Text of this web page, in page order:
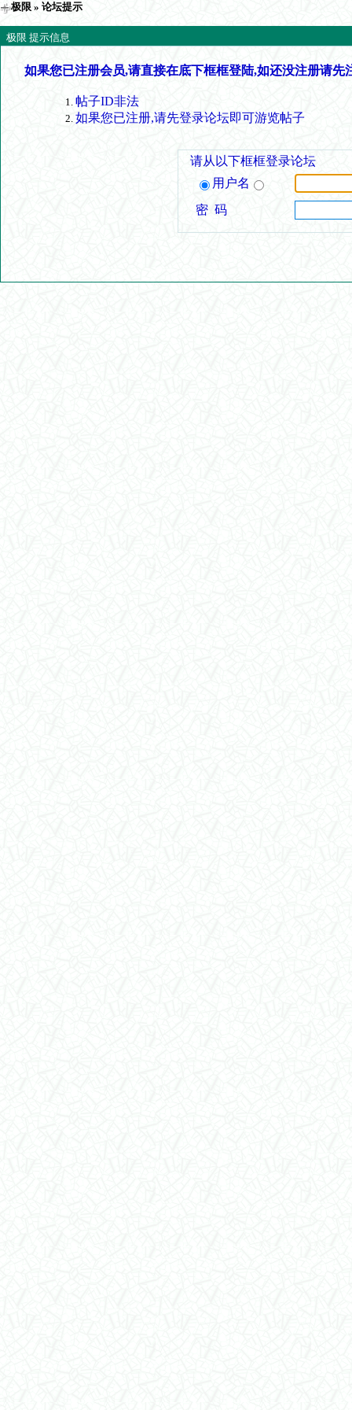
极限 » 论坛提示
极限 提示信息
如果您已注册会员,请直接在底下框框登陆,如还没注册请先
帖子ID非法
如果您已注册,请先登录论坛即可游览帖子
请从以下框框登录论坛
用户名
密 码